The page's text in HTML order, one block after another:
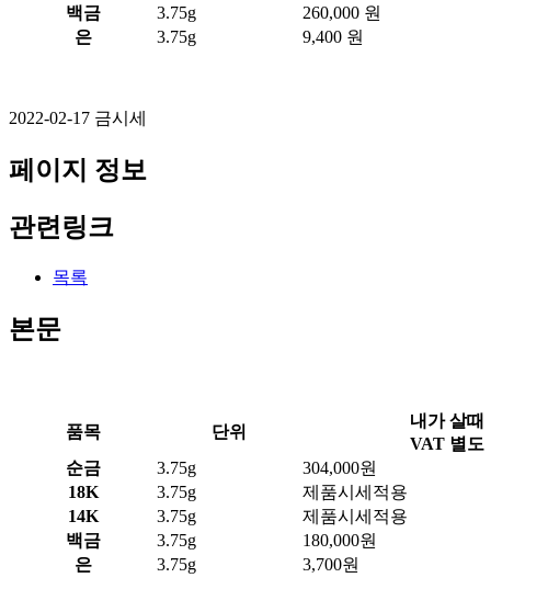
백금
3.75g 260,000 원
은
3.75g 9,400 원
2022-02-17 금시세
페이지 정보
관련링크
목록
본문
품목 단위
내가 살때
VAT 별도
순금
3.75g 304,000원
18K
3.75g 제품시세적용
14K
3.75g 제품시세적용
백금
3.75g 180,000원
은
3.75g 3,700원